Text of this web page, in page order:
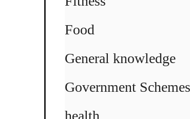
Food
General knowledge
Government Schemes
health